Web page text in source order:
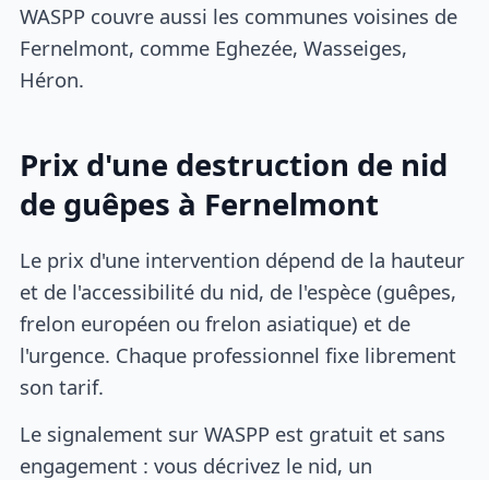
WASPP couvre aussi les communes voisines de
Fernelmont, comme Eghezée, Wasseiges,
Héron.
Prix d'une destruction de nid
de guêpes à Fernelmont
Le prix d'une intervention dépend de la hauteur
et de l'accessibilité du nid, de l'espèce (guêpes,
frelon européen ou frelon asiatique) et de
l'urgence. Chaque professionnel fixe librement
son tarif.
Le signalement sur WASPP est gratuit et sans
engagement : vous décrivez le nid, un